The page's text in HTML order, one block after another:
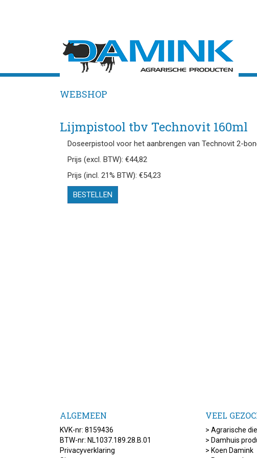
WEBSHOP
Lijmpistool tbv Technovit 160ml
Doseerpistool voor het aanbrengen van Technovit 2-
Prijs (excl. BTW): €44,82
Prijs (incl. 21% BTW): €54,23
BESTELLEN
ALGEMEEN
KVK-nr: 8159436
BTW-nr: NL1037.189.28.B.01
Privacyverklaring
VEEL
> Agrarische
> Damhuis
> Koen Damink